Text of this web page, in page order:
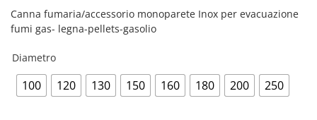
Canna fumaria/accessorio monoparete Inox per evacuazione
fumi gas- legna-pellets-gasolio
Diametro
100 120 130 150 160 180 200 250